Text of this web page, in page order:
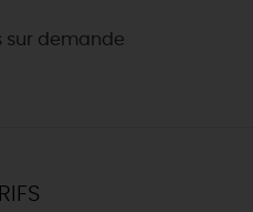
sur demande